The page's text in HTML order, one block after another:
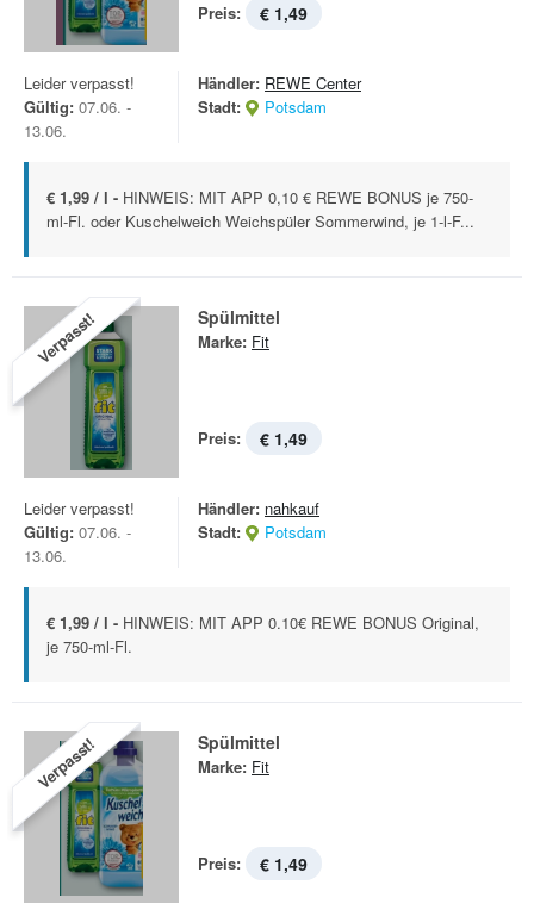
Preis: € 1,49
Leider verpasst!
Gültig: 07.06. -
13.06.
Händler: REWE Center
Stadt:
Potsdam
€ 1,99 / l - HINWEIS: MIT APP 0,10 € REWE BONUS je 750-
ml-Fl. oder Kuschelweich Weichspüler Sommerwind, je 1-l-F...
Verpasst! Spülmittel
Marke: Fit
Preis: € 1,49
Leider verpasst!
Gültig: 07.06. -
13.06.
Händler: nahkauf
Stadt:
Potsdam
€ 1,99 / l - HINWEIS: MIT APP 0.10€ REWE BONUS Original,
je 750-ml-Fl.
Verpasst! Spülmittel
Marke: Fit
Preis: € 1,49